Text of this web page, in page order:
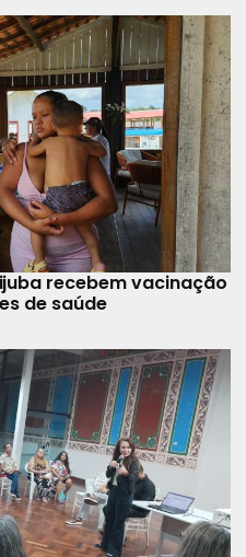
recebem vacinação
de saúde